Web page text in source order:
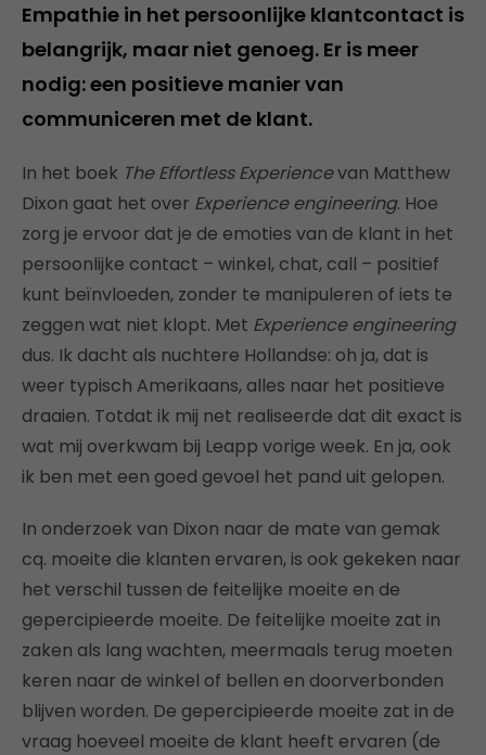
Empathie in het persoonlijke klantcontact is
belangrijk, maar niet genoeg. Er is meer
nodig: een positieve manier van
communiceren met de klant.
In het boek The Effortless Experiencevan Matthew
Dixon gaat het over Experience engineering. Hoe
zorg je ervoor dat je de emoties van de klant in het
persoonlijke contact – winkel, chat, call – positief
kunt beïnvloeden, zonder te manipuleren of iets te
zeggen wat niet klopt. Met Experience engineering
dus. Ik dacht als nuchtere Hollandse: oh ja, dat is
weer typisch Amerikaans, alles naar het positieve
draaien. Totdat ik mij net realiseerde dat dit exact is
wat mij overkwam bij Leapp vorige week. En ja, ook
ik ben met een goed gevoel het pand uit gelopen.
In onderzoek van Dixon naar de mate van gemak
cq. moeite die klanten ervaren, is ook gekeken naar
het verschil tussen de feitelijke moeite en de
gepercipieerde moeite. De feitelijke moeite zat in
zaken als lang wachten, meermaals terug moeten
keren naar de winkel of bellen en doorverbonden
blijven worden. De gepercipieerde moeite zat in de
vraag hoeveel moeite de klant heeft ervaren (de